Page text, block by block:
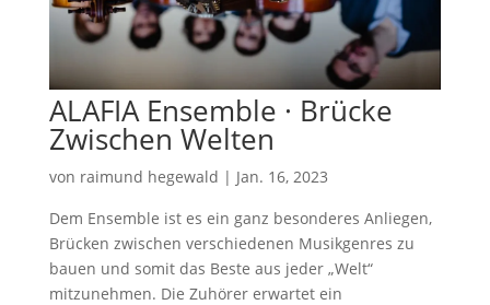
ALAFIA Ensemble · Brücke
Zwischen Welten
von raimund hegewald | Jan. 16, 2023
Dem Ensemble ist es ein ganz besonderes Anliegen,
Brücken zwischen verschiedenen Musikgenres zu
bauen und somit das Beste aus jeder „Welt“
mitzunehmen. Die Zuhörer erwartet ein